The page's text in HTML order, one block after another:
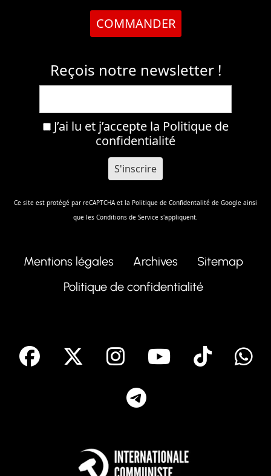
COMMANDER
Reçois notre newsletter !
J’ai lu et j’accepte la Politique de
confidentialité
Ce site est protégé par reCAPTCHA et la Politique de Confidentalité de Google ainsi
que les Conditions de Service s'appliquent.
Mentions légales Archives
Sitemap
Politique de confidentialité
facebook Instagram
Youtube
Tik